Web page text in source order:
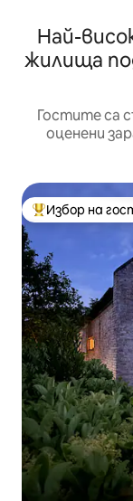
Най-
жилища
Гостите са
оценени
Най-популярен
Избор на